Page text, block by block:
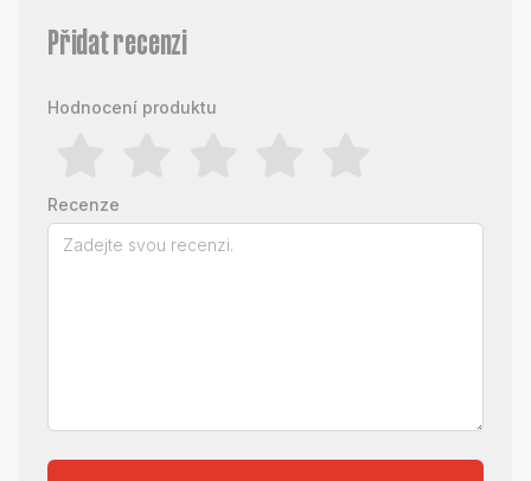
Přidat recenzi
Hodnocení produktu
Recenze